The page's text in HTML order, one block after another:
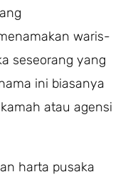
waris-
seseorang yang
ini biasanya
atau agensi
harta pusaka